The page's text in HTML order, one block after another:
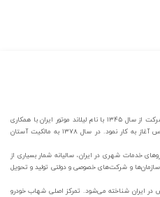
هاب خودرو، شرکت خودروسازی ایرانی است. این شرکت از سال ۱۳۴۵ با نام لیلاند موتور ایران با همکاری
شرکت لیلاند موتورز، با هدف مونتاژ کامیون و اتوبوس آغاز به کار نمود. در سال ۱۳۷۸ به مالکیت آستان
خدمات شهری در ایران، سالیانه شمار بسیاری از
سازمان‌ها و شرکت‌های خصوصی و دولتی تولید و تحویل
در ایران شناخته می‌شود. تمرکز اصلی شهاب خودرو